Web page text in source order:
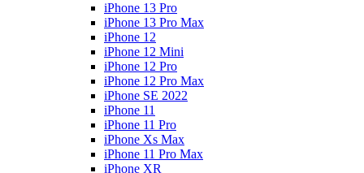
iPhone 13 Pro
iPhone 13 Pro Max
iPhone 12
iPhone 12 Mini
iPhone 12 Pro
iPhone 12 Pro Max
iPhone SE 2022
iPhone 11
iPhone 11 Pro
iPhone Xs Max
iPhone 11 Pro Max
iPhone XR